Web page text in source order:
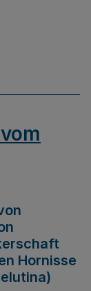
Hornisse